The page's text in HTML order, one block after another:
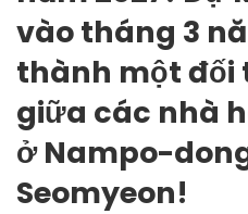
vào tháng 3
thành một đối
giữa các nhà
ở Nampo-
Seomyeon!